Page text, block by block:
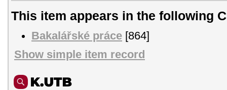
This item appears in the following
Bakalářské práce [864]
Show simple item record